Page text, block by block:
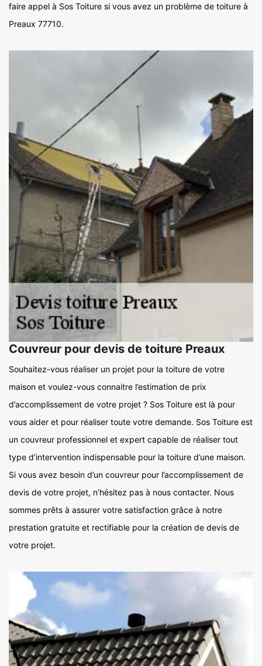
faire appel à Sos Toiture si vous avez un problème de toiture à
Preaux 77710.
Couvreur pour devis de toiture Preaux
Souhaitez-vous réaliser un projet pour la toiture de votre
maison et voulez-vous connaitre l’estimation de prix
d’accomplissement de votre projet ? Sos Toiture est là pour
vous aider et pour réaliser toute votre demande. Sos Toiture est
un couvreur professionnel et expert capable de réaliser tout
type d’intervention indispensable pour la toiture d’une maison.
Si vous avez besoin d’un couvreur pour l’accomplissement de
devis de votre projet, n’hésitez pas à nous contacter. Nous
sommes prêts à assurer votre satisfaction grâce à notre
prestation gratuite et rectifiable pour la création de devis de
votre projet.